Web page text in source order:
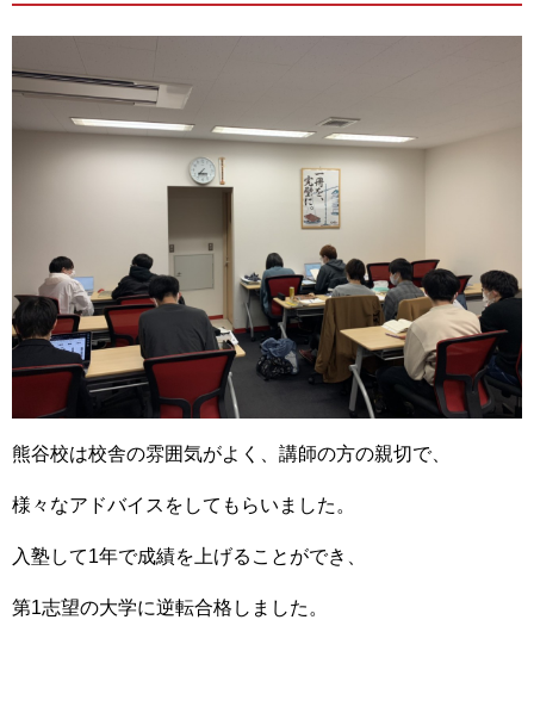
熊谷校は校舎の雰囲気がよく、講師の方の親切で、
様々なアドバイスをしてもらいました。
入塾して1年で成績を上げることができ、
第1志望の大学に逆転合格しました。